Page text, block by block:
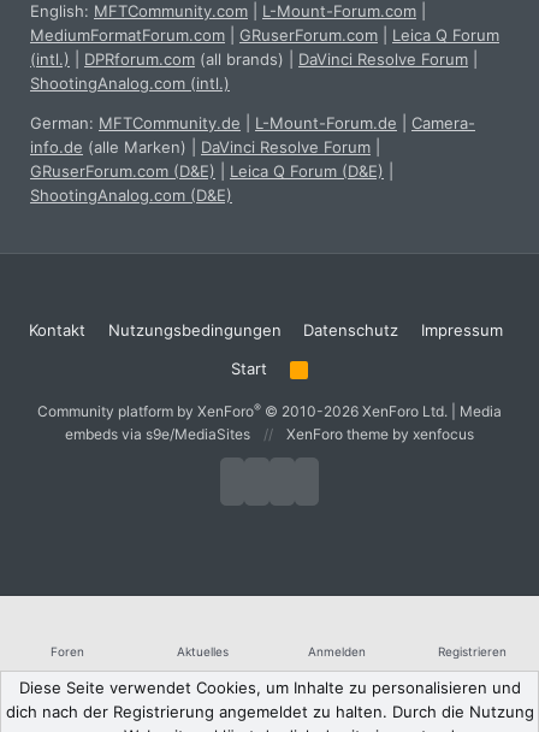
English: MFTCommunity.com L-Mount-Forum.com
MediumFormatForum.com
GRuserForum.com
Leica Q Forum
(intl.)
DPRforum.com (all brands) DaVinci Resolve Forum
ShootingAnalog.com (intl.)
German: MFTCommunity.de L-Mount-Forum.de
Camera-
info.de (alle Marken) DaVinci Resolve Forum
GRuserForum.com (D&E)
Leica Q Forum (D&E)
ShootingAnalog.com (D&E)
Kontakt Nutzungsbedingungen Datenschutz
Impressum
Start
R
Community platform by XenForo® © 2010-2026 XenForo Ltd.
Media
embeds via s9e/MediaSites
XenForo theme by xenfocus
Foren Aktuelles Anmelden Registrieren
Diese Seite verwendet Cookies, um Inhalte zu personalisieren und
dich nach der Registrierung angemeldet zu halten. Durch die Nutzung